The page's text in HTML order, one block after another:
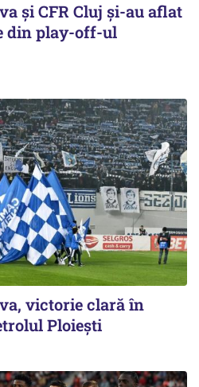
și CFR Cluj și-au aflat
din play-off-ul
victorie clară în
Ploieşti